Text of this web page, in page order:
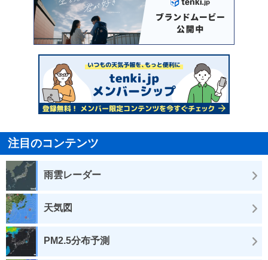
注目のコンテンツ
雨雲レーダー
天気図
PM2.5分布予測